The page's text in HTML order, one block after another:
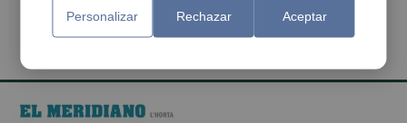
Personalizar Rechazar Aceptar